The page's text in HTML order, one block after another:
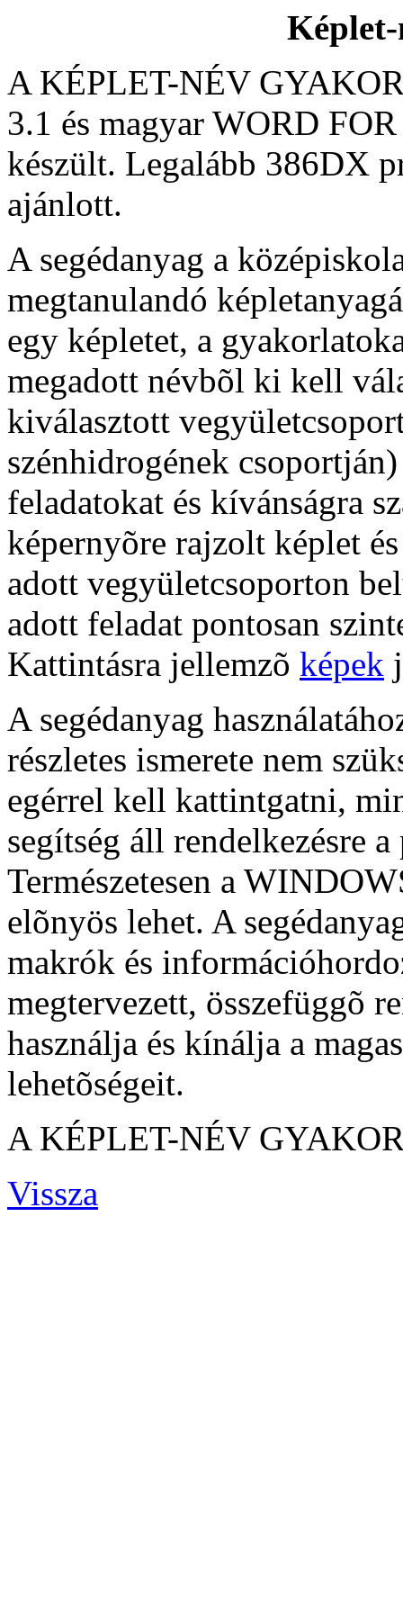
A KÉPLET-NÉV
3.1 és magyar WORD
készült. Legalább 386DX
ajánlott.
A segédanyag a
megtanulandó
egy képletet, a
megadott névbõl ki kell
kiválasztott
szénhidrogének
feladatokat és kívánságra
képernyõre rajzolt képlet
adott vegyületcsoporton
adott feladat pontosan
Kattintásra jellemzõ képek
A segédanyag
részletes ismerete nem
egérrel kell kattintgatni,
segítség áll rendelkezésre
Természetesen a
elõnyös lehet. A
makrók és
megtervezett, összefüggõ
használja és kínálja a
lehetõségeit.
A KÉPLET-NÉV
Vissza